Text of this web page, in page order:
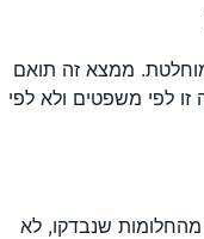
מוחלטת. ממצא זה תואם
לפי משפטים ולא לפי
ממצאי המחקר מצביעים על כך שב-85% מהחלומות שנבדקו, לא